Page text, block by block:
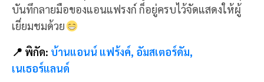
บันทึกลายมือของแอนแฟรงก์ ก็อยู่ครบไว้จัดแสดงให้ผู้
เยี่ยมชมด้วย
📍 พิกัด: บ้านแอนน์ แฟร้งค์, อัมสเตอร์ดัม,
เนเธอร์แลนด์